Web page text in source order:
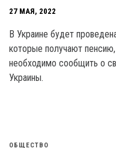
27 МАЯ, 2022
В Украине будет
которые получают
необходимо сообщить о
Украины.
ОБЩЕСТВО